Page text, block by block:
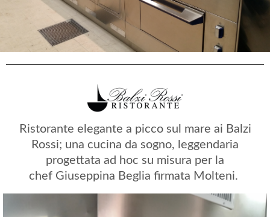
Ristorante elegante a picco sul mare ai Balzi
Rossi; una cucina da sogno, leggendaria
progettata ad hoc su misura per la
chef Giuseppina Beglia firmata Molteni.